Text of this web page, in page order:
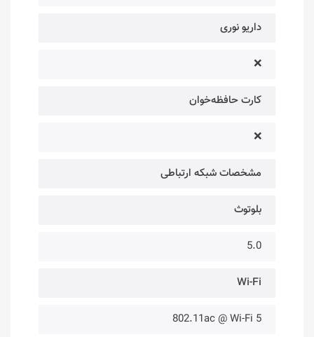
داریو نوری
❌
کارت حافظه‌خوان
❌
مشخصات شبکه ارتباطی
بلوتوث
5.0
Wi-Fi
802.11ac @ Wi-Fi 5